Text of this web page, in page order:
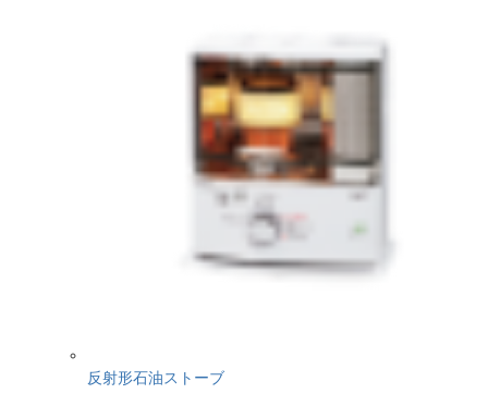
反射形石油ストーブ